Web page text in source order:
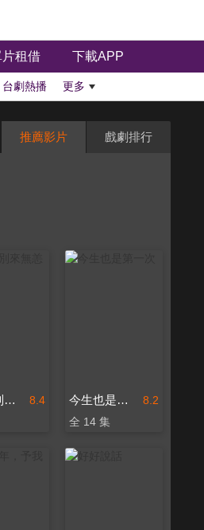
片租借 下載APP
台劇熱播 更多
推薦影片 戲劇排行
8.4
故鄉，別來無恙 8.2
今生也是第一次
全 14 集